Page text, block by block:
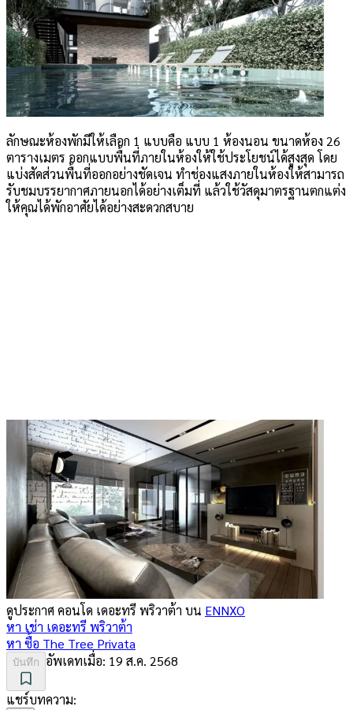
ลักษณะห้องพักมีให้เลือก 1 แบบคือ แบบ 1 ห้องนอน ขนาดห้อง 26
ตารางเมตร ออกแบบพื้นที่ภายในห้องให้ใช้ประโยชน์ได้สูงสุด โดย
แบ่งสัดส่วนพื้นที่ออกอย่างชัดเจน ทำช่องแสงภายในห้องให้สามารถ
รับชมบรรยากาศภายนอกได้อย่างเต็มที่ แล้วใช้วัสดุมาตรฐานตกแต่ง
ให้คุณได้พักอาศัยได้อย่างสะดวกสบาย
ดูประกาศ คอนโด เดอะทรี พริวาต้า บน ENNXO
หา เช่า เดอะทรี พริวาต้า
หา ซื้อ The Tree Privata
บันทึก อัพเดทเมื่อ: 19 ส.ค. 2568
แชร์บทความ: